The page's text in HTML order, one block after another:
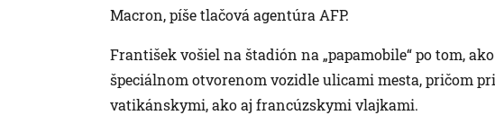
Macron, píše tlačová agentúra AFP.
František vošiel na štadión na „papamobile“ po tom,
špeciálnom otvorenom vozidle ulicami mesta, pričom
vatikánskymi, ako aj francúzskymi vlajkami.